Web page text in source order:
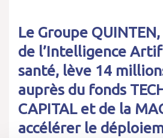
Le Groupe
de l’Intelligence
santé, lève 14
auprès du fonds
CAPITAL et de la
accélérer le